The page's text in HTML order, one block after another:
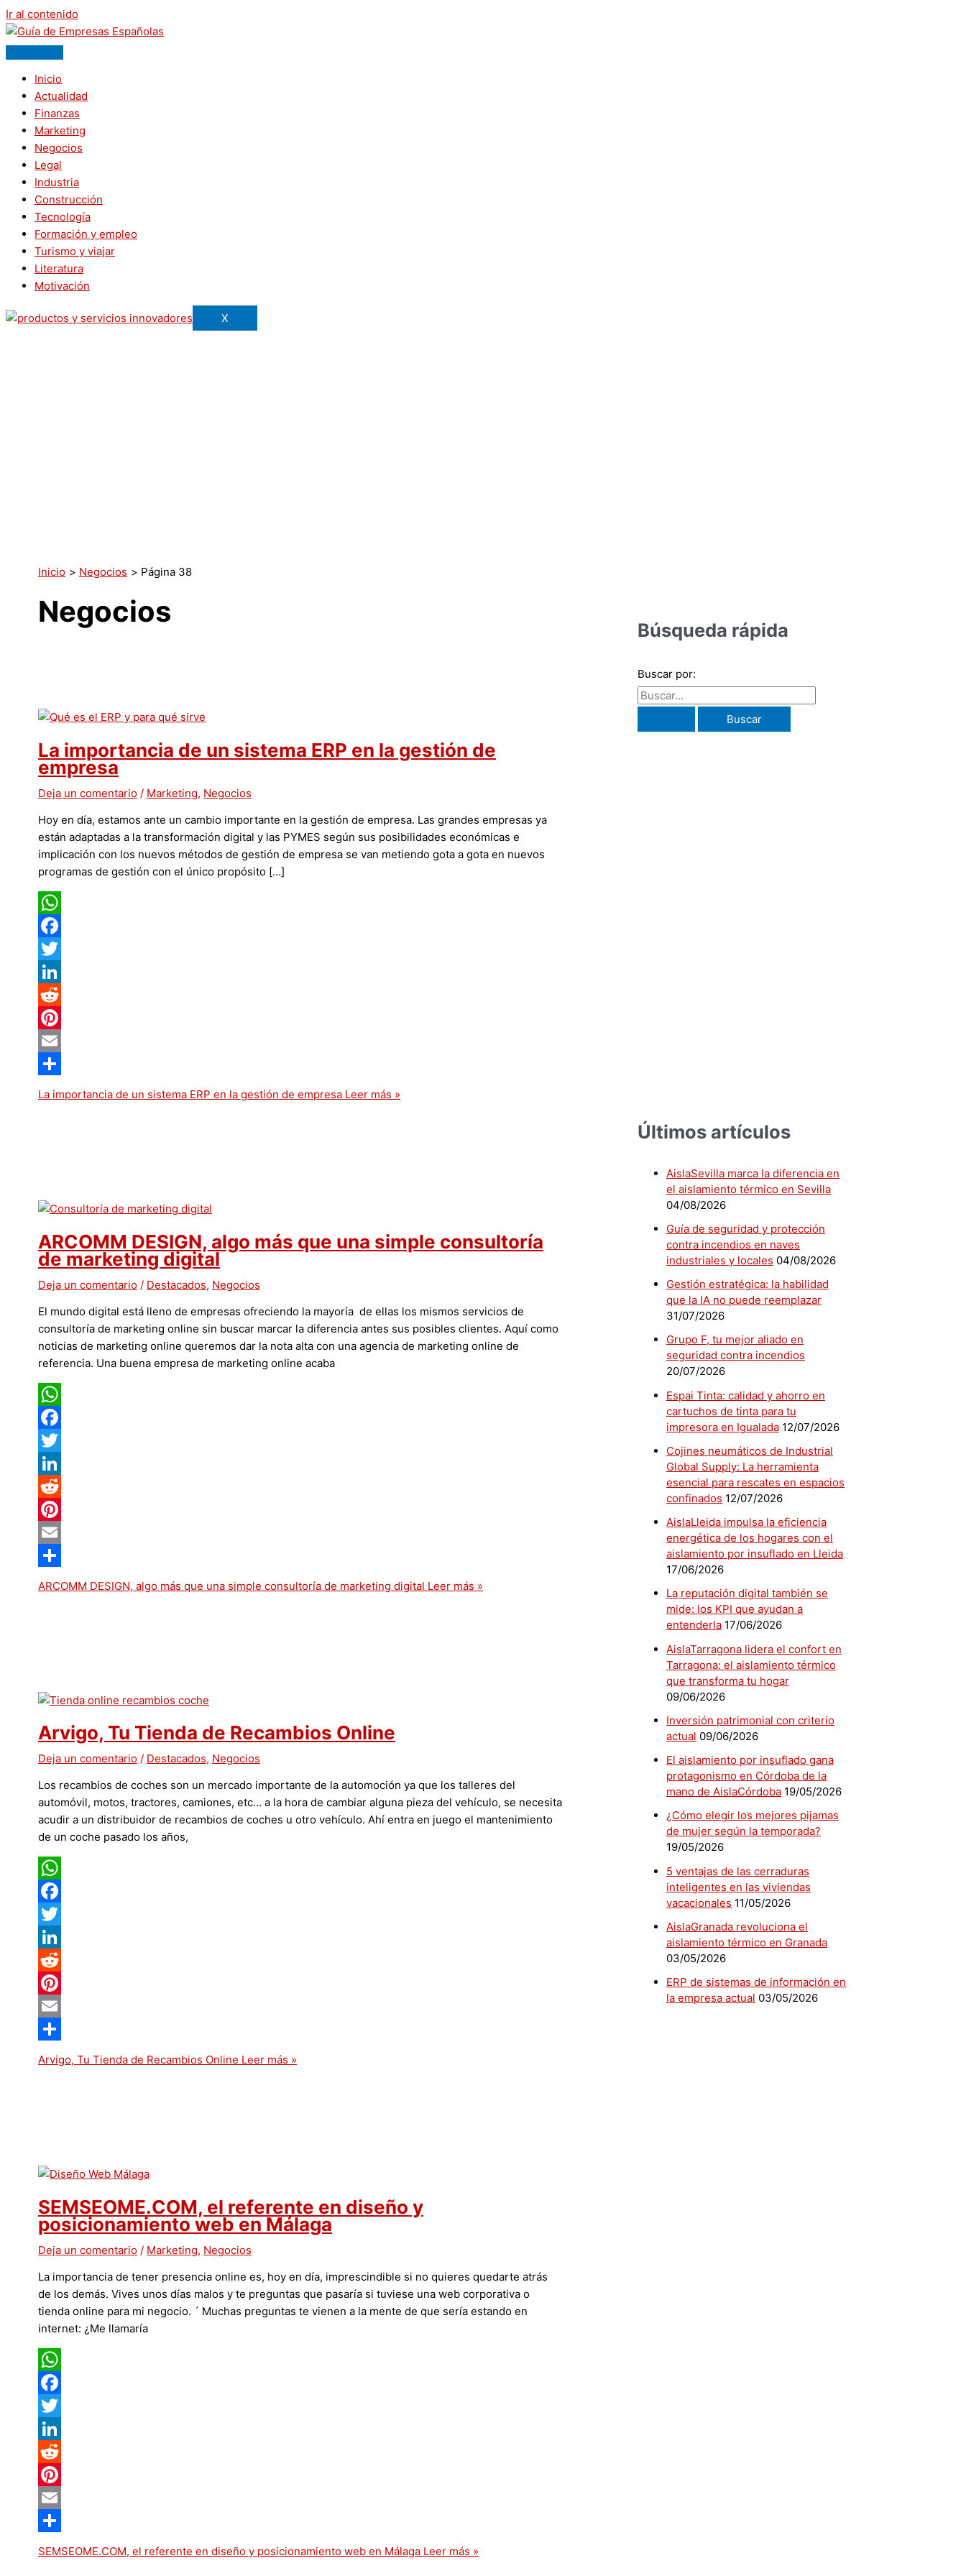
Ir al contenido
Inicio
Actualidad
Finanzas
Marketing
Negocios
Legal
Industria
Construcción
Tecnología
Formación y empleo
Turismo y viajar
Literatura
Motivación
X
Inicio Negocios Página 38
Negocios
La importancia de un sistema ERP en la gestión de
empresa
Deja un comentario / Marketing, Negocios
Hoy en día, estamos ante un cambio importante en la gestión de empresa. Las grandes empresas ya
están adaptadas a la transformación digital y las PYMES según sus posibilidades económicas e
implicación con los nuevos métodos de gestión de empresa se van metiendo gota a gota en nuevos
programas de gestión con el único propósito […]
WhatsApp
Facebook
Twitter
LinkedIn
Reddit
Pinterest
Email
Compartir
La importancia de un sistema ERP en la gestión de empresa Leer más »
ARCOMM DESIGN, algo más que una simple consultoría
de marketing digital
Deja un comentario / Destacados, Negocios
El mundo digital está lleno de empresas ofreciendo la mayoría de ellas los mismos servicios de
consultoría de marketing online sin buscar marcar la diferencia antes sus posibles clientes. Aquí como
noticias de marketing online queremos dar la nota alta con una agencia de marketing online de
referencia. Una buena empresa de marketing online acaba
WhatsApp
Facebook
Twitter
LinkedIn
Reddit
Pinterest
Email
ARCOMM DESIGN, algo más que una simple consultoría de marketing digital Leer más »
Arvigo, Tu Tienda de Recambios Online
Deja un comentario / Destacados, Negocios
Los recambios de coches son un mercado importante de la automoción ya que los talleres del
automóvil, motos, tractores, camiones, etc… a la hora de cambiar alguna pieza del vehículo, se necesita
acudir a un distribuidor de recambios de coches u otro vehículo. Ahí entra en juego el mantenimiento
de un coche pasado los años,
WhatsApp
Facebook
Twitter
LinkedIn
Reddit
Pinterest
Email
Compartir
Arvigo, Tu Tienda de Recambios Online Leer más »
SEMSEOME.COM, el referente en diseño y
posicionamiento web en Málaga
Deja un comentario / Marketing, Negocios
La importancia de tener presencia online es, hoy en día, imprescindible si no quieres quedarte atrás
de los demás. Vives unos días malos y te preguntas que pasaría si tuviese una web corporativa o
tienda online para mi negocio. ´ Muchas preguntas te vienen a la mente de que sería estando en
internet: ¿Me llamaría
WhatsApp
Facebook
Twitter
LinkedIn
Reddit
Pinterest
Email
SEMSEOME.COM, el referente en diseño y posicionamiento web en Málaga Leer más »
Búsqueda rápida
Buscar por:
Últimos artículos
AislaSevilla marca la diferencia en
el aislamiento térmico en Sevilla
04/08/2026
Guía de seguridad y protección
contra incendios en naves
industriales y locales 04/08/2026
Gestión estratégica: la habilidad
que la IA no puede reemplazar
31/07/2026
Grupo F, tu mejor aliado en
seguridad contra incendios
20/07/2026
Espai Tinta: calidad y ahorro en
cartuchos de tinta para tu
impresora en Igualada 12/07/2026
Cojines neumáticos de Industrial
Global Supply: La herramienta
esencial para rescates en espacios
confinados 12/07/2026
AislaLleida impulsa la eficiencia
energética de los hogares con el
aislamiento por insuflado en Lleida
17/06/2026
La reputación digital también se
mide: los KPI que ayudan a
entenderla 17/06/2026
AislaTarragona lidera el confort en
Tarragona: el aislamiento térmico
que transforma tu hogar
09/06/2026
Inversión patrimonial con criterio
actual 09/06/2026
El aislamiento por insuflado gana
protagonismo en Córdoba de la
mano de AislaCórdoba 19/05/2026
¿Cómo elegir los mejores pijamas
de mujer según la temporada?
19/05/2026
5 ventajas de las cerraduras
inteligentes en las viviendas
vacacionales 11/05/2026
AislaGranada revoluciona el
aislamiento térmico en Granada
03/05/2026
ERP de sistemas de información en
la empresa actual 03/05/2026